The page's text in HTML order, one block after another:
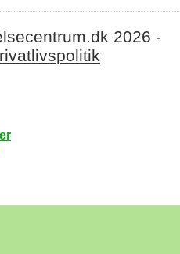
2026 -